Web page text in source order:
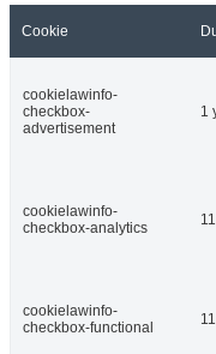
Cookie
cookielawinfo-
checkbox-
advertisement
1
cookielawinfo-
checkbox-analytics
cookielawinfo-
checkbox-functional